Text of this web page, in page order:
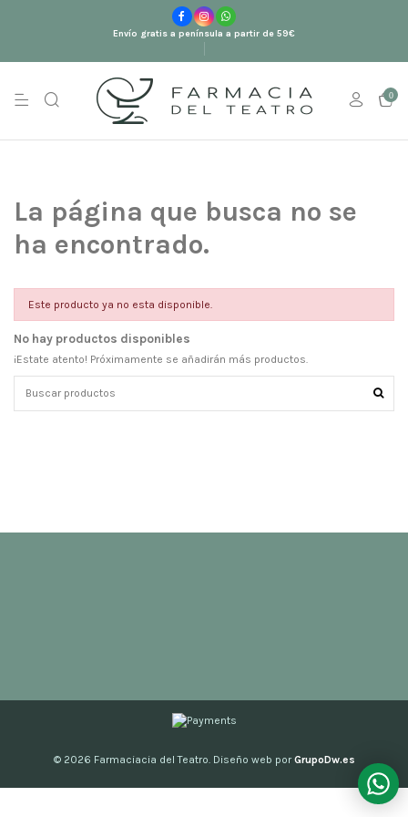
Envío gratis a península a partir de 59€
0
La página que busca no se
ha encontrado.
Este producto ya no esta disponible.
No hay productos disponibles
¡Estate atento! Próximamente se añadirán más productos.
© 2026 Farmaciacia del Teatro. Diseño web porGrupoDw.es